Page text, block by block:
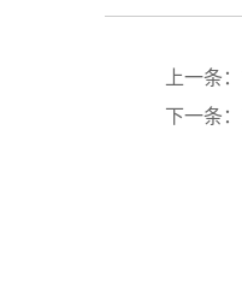
上一条：
下一条：